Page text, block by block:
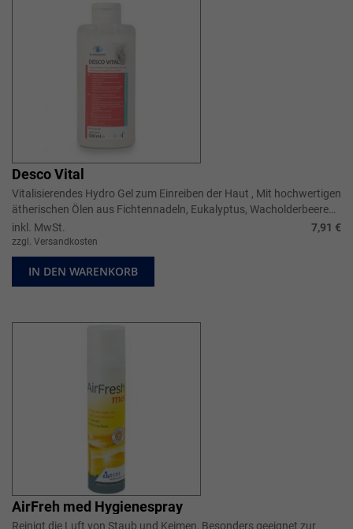
Desco Vital
Vitalisierendes Hydro Gel zum Einreiben der Haut , Mit hochwertigen
ätherischen Ölen aus Fichtennadeln, Eukalyptus, Wacholderbeeren
und Thymia...
inkl. MwSt. 7,91 €
zzgl. Versandkosten
IN DEN WARENKORB
AirFreh med Hygienespray
Reinigt die Luft von Staub und Keimen, Besonders geeignet zur